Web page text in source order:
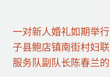
一对新人婚礼如期举
子县鲍店镇南街村妇
服务队副队长陈春兰